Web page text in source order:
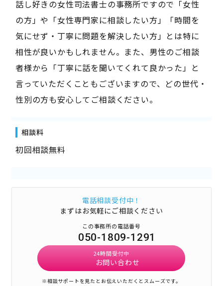
話し好きの女性司法書士の事務所ですので「女性
の方」や「女性専門家に相談したい方」「時間を
気にせず・丁寧に問題を解決したい方」とは特に
相性が良いかもしれません。また、男性のご相談
者様から「丁寧に話を聞いてくれて良かった」と
言っていただくこともございますので、どの世代・
性別の方も安心してご相談ください。
相談料
初回相談無料
電話相談受付中！
まずはお気軽にご相談ください
この事務所の電話番号
050-1809-1291
24時間受付中
お問い合わせ
※相談サポートを見たとお伝えいただくとスムーズです。